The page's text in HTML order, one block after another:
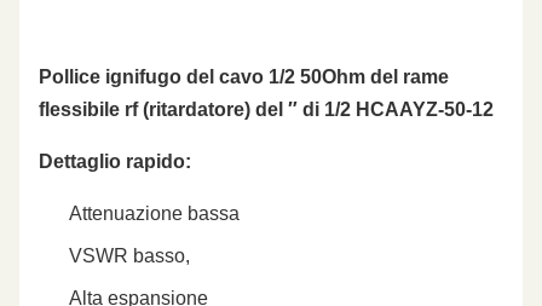
Pollice ignifugo del cavo 1/2 50Ohm del rame
flessibile rf (ritardatore) del ″ di 1/2 HCAAYZ-50-12
Dettaglio rapido:
Attenuazione bassa
VSWR basso,
Alta espansione